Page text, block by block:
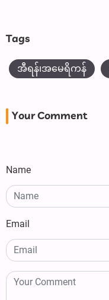
Tags
အီရန်၊အမေရိကန်
Your Comment
Name
Email